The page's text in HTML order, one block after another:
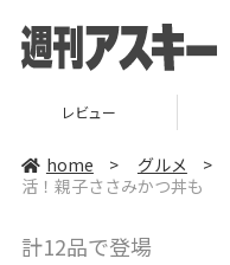
ニュース
home > グルメ >
活！親子ささみかつ丼も
計12品で登場